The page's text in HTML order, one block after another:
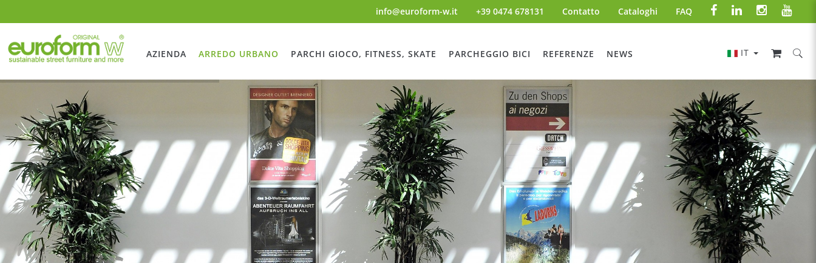
info@euroform-w.it +39 0474 678131 Contatto Cataloghi FAQ
AZIENDA ARREDO URBANO PARCHI GIOCO, FITNESS, SKATE PARCHEGGIO BICI REFERENZE NEWS IT